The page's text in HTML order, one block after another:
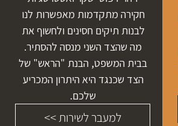
חקירה מתקדמות מאפשרות לנו
לבנות תיקים חסינים ולחשוף את
מה שהצד השני מנסה להסתיר.
בבית המשפט, הבנת "הראש" של
הצד שכנגד היא היתרון המכריע
שלכם.
למעבר לשירות >>